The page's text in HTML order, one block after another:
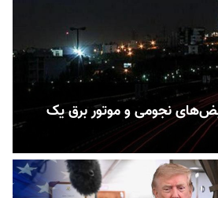
نجومی و موتور برق یک